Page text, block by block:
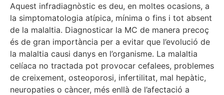
Aquest infradiagnòstic es deu, en moltes ocasions, a
la simptomatologia atípica, mínima o fins i tot absent
de la malaltia. Diagnosticar la MC de manera precoç
és de gran importància per a evitar que l’evolució de
la malaltia causi danys en l’organisme. La malaltia
celíaca no tractada pot provocar cefalees, problemes
de creixement, osteoporosi, infertilitat, mal hepàtic,
neuropaties o càncer, més enllà de l’afectació a